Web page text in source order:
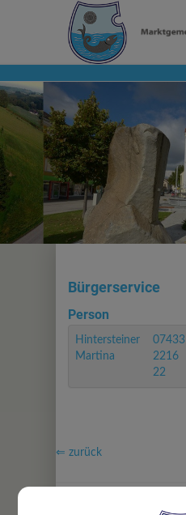
Bürgerservice
Person
Hintersteiner
Martina
07433
2216
22
⇐ zurück